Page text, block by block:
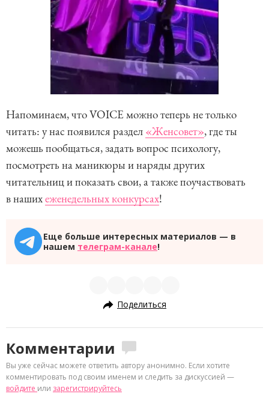
Напоминаем, что VOICE можно теперь не только
читать: у нас появился раздел «Женсовет», где ты
можешь пообщаться, задать вопрос психологу,
посмотреть на маникюры и наряды других
читательниц и показать свои, а также поучаствовать
в нашихеженедельных конкурсах!
Еще больше интересных материалов — в
нашем телеграм-канале!
Поделиться
Комментарии
Вы уже сейчас можете ответить автору анонимно. Если хотите
комментировать под своим именем и следить за дискуссией —
войдите или зарегистрируйтесь